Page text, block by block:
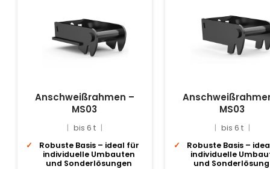
Anschweißrahmen –
MS03
bis 6 t
Robuste Basis – ideal für
individuelle Umbauten
und Sonderlösungen
MS03
bis 6 t
Robuste Basis –
individuelle
und